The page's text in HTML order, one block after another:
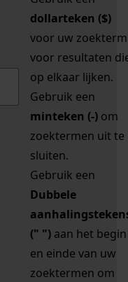
dollarteken ($)
voor uw zoekterm
voor resultaten
op elkaar lijken.
Gebruik een
minteken (-) om
zoektermen uit te
sluiten.
Gebruik een
Dubbele
(" ") aan het begin
en einde van uw
zoektermen om